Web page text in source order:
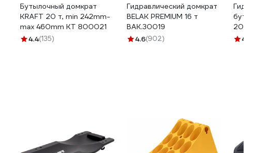
Бутылочный домкрат
KRAFT 20 т, min 242mm-
max 460mm KT 800021
4.4(135)
Гидравлический домкрат
BELAK PREMIUM 16 т
BAK.30019
4.6(902)
20т,
4.4